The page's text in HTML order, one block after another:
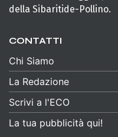
della Sibaritide-Pollino.
CONTATTI
Chi Siamo
La Redazione
Scrivi a l'ECO
La tua pubblicità qui!